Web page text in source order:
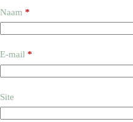
Naam *
E-mail *
Site